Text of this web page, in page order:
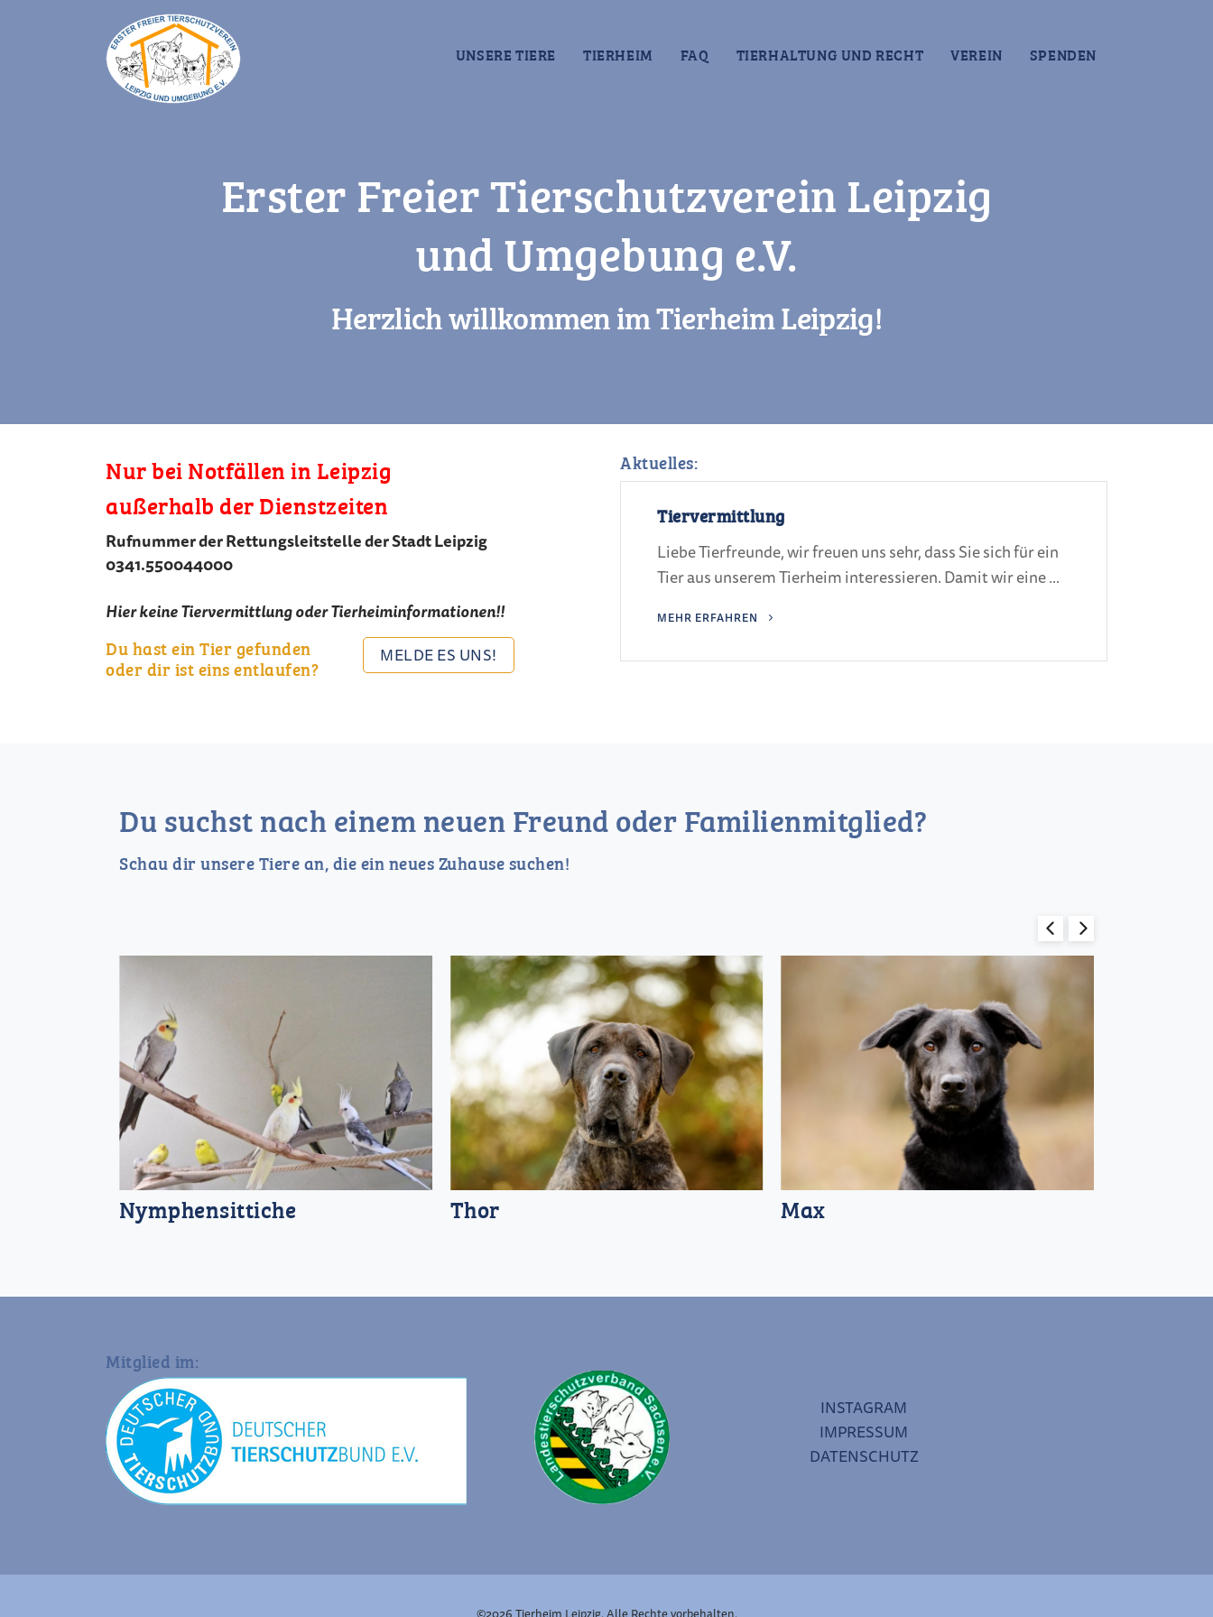
UNSERE TIERE TIERHEIM FAQ TIERHALTUNG UND RECHT VEREIN SPENDEN
Erster Freier Tierschutzverein Leipzig
und Umgebung e.V.
Herzlich willkommen im Tierheim Leipzig!
Nur bei Notfällen in Leipzig
außerhalb der Dienstzeiten
Rufnummer der Rettungsleitstelle der Stadt Leipzig
0341.550044000
Hier keine Tiervermittlung oder Tierheiminformationen!!
Du hast ein Tier gefunden
oder dir ist eins entlaufen?
MELDE ES UNS!
Aktuelles:
Tiervermittlung
Liebe Tierfreunde, wir freuen uns sehr, dass Sie sich für ein
Tier aus unserem Tierheim interessieren. Damit wir eine ...
MEHR ERFAHREN
Du suchst nach einem neuen Freund oder Familienmitglied?
Schau dir unsere Tiere an, die ein neues Zuhause suchen!
Nymphensittiche Thor Max
Mitglied im:
INSTAGRAM
IMPRESSUM
DATENSCHUTZ
©2026 Tierheim Leipzig. Alle Rechte vorbehalten.